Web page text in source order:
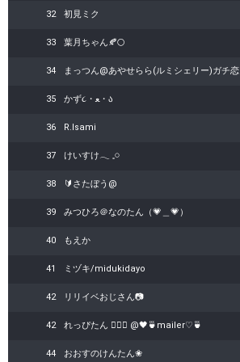
32 初見ミク
33 葉月ちゃん🍂🌕
34 まっつん@あやせらら(ルミシェリー)ガチ恋
35 かず‎‎‎‎૮・ﻌ・ა
36 R.Isami
37 けいすけ𓂃 𓈒𓏸
38 🔰さたぼう@
39 みつひろ＠なのたん（💗＿💗）
40 もえか
41 ミヅキ/midukidayo
42 リリイベおじさん📷
42 れっぴたん ❤️‍🔥🌻 @🖤🍵mailer♡🍵
44 おおすのけんたん❀